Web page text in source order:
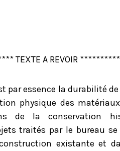
TEXTE A REVOIR
par essence la durabilité
physique des
de la conservation
traités par le bureau
existante et